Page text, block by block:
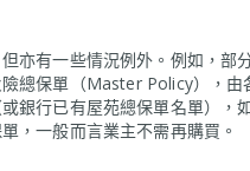
亦有一些情況例外。例如，部
總保單（Master Policy），由
銀行已有屋苑總保單名單），
，一般而言業主不需再購買。